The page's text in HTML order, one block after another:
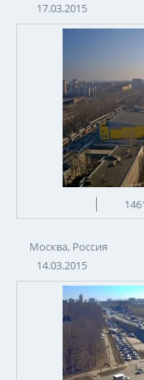
17.03.2015
Москва, Россия
14.03.2015